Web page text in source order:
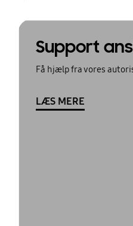
Support
Få hjælp fra vores
LÆS MERE